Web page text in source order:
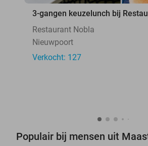
3-gangen keuzelunch bij
Restaurant Nobla
Nieuwpoort
Verkocht: 127
Populair bij mensen uit